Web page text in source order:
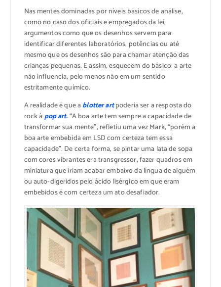
Nas mentes dominadas por níveis básicos de análise,
como no caso dos oficiais e empregados da lei,
argumentos como que os desenhos servem para
identificar diferentes laboratórios, potências ou até
mesmo que os desenhos são para chamar atenção das
crianças pequenas. E assim, esquecem do básico: a arte
não influencia, pelo menos não em um sentido
estritamente químico.
A realidade é que ablotter artpoderia ser a resposta do
rock àpop art.“A boa arte tem sempre a capacidade de
transformar sua mente”, refletiu uma vez Mark, “porém a
boa arte embebida em LSD com certeza tem essa
capacidade”. De certa forma, se pintar uma lata de sopa
com cores vibrantes era transgressor, fazer quadros em
miniatura que iriam acabar embaixo da língua de alguém
ou auto-digeridos pelo ácido lisérgico em que eram
embebidos é com certeza um ato desafiador.